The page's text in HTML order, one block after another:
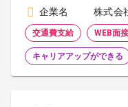
企業名
株式会
交通費支給 WEB面
キャリアアップができる